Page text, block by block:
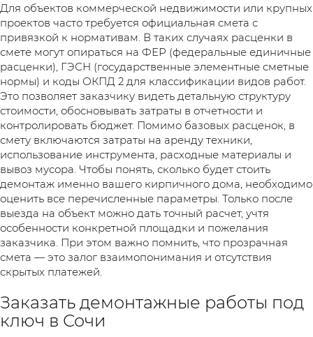
Для объектов коммерческой недвижимости или крупных
проектов часто требуется официальная смета с
привязкой к нормативам. В таких случаях расценки в
смете могут опираться на ФЕР (федеральные единичные
расценки), ГЭСН (государственные элементные сметные
нормы) и коды ОКПД 2 для классификации видов работ.
Это позволяет заказчику видеть детальную структуру
стоимости, обосновывать затраты в отчетности и
контролировать бюджет. Помимо базовых расценок, в
смету включаются затраты на аренду техники,
использование инструмента, расходные материалы и
вывоз мусора. Чтобы понять, сколько будет стоить
демонтаж именно вашего кирпичного дома, необходимо
оценить все перечисленные параметры. Только после
выезда на объект можно дать точный расчет, учтя
особенности конкретной площадки и пожелания
заказчика. При этом важно помнить, что прозрачная
смета — это залог взаимопонимания и отсутствия
скрытых платежей.
Заказать демонтажные работы под
ключ в Сочи